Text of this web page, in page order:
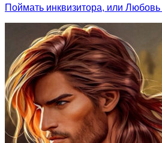
Поймать инквизитора, или